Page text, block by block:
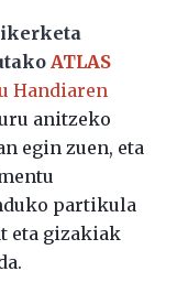
ATLAS
Handiaren
anitzeko
egin zuen, eta
partikula
eta gizakiak